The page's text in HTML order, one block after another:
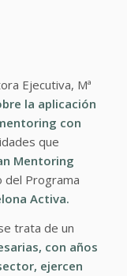
Ejecutiva, Mª
la aplicación
con
que
Mentoring
del Programa
Activa.
trata de un
con años
ejercen